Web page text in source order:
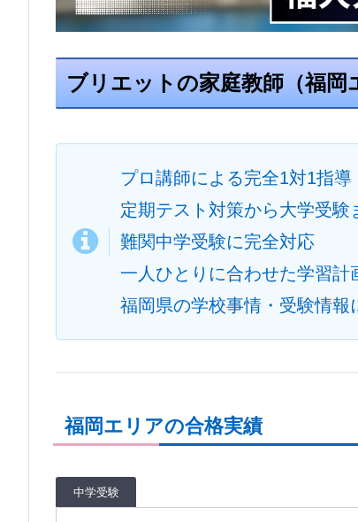
ブリエットの家庭教師（福岡
プロ講師による完全1対1指導
定期テスト対策から大学受験
難関中学受験に完全対応
一人ひとりに合わせた学習計
福岡県の学校事情・受験情報
福岡エリアの合格実績
中学受験